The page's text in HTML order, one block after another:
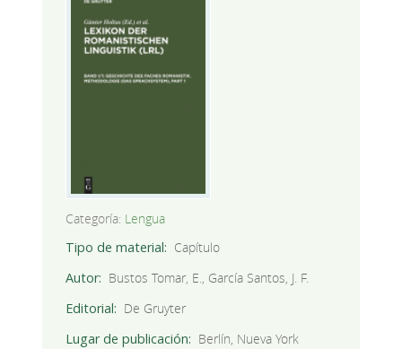
Categoría: Lengua
Tipo de material
Capítulo
Autor
Bustos Tomar, E., García Santos, J. F.
Editorial
De Gruyter
Lugar de publicación
Berlín, Nueva York